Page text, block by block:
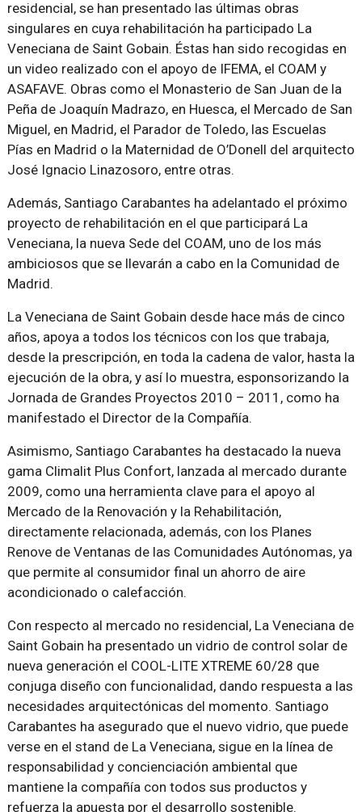
residencial, se han presentado las últimas obras
singulares en cuya rehabilitación ha participado La
Veneciana de Saint Gobain. Éstas han sido recogidas en
un video realizado con el apoyo de IFEMA, el COAM y
ASAFAVE. Obras como el Monasterio de San Juan de la
Peña de Joaquín Madrazo, en Huesca, el Mercado de San
Miguel, en Madrid, el Parador de Toledo, las Escuelas
Pías en Madrid o la Maternidad de O’Donell del arquitecto
José Ignacio Linazosoro, entre otras.
Además, Santiago Carabantes ha adelantado el próximo
proyecto de rehabilitación en el que participará La
Veneciana, la nueva Sede del COAM, uno de los más
ambiciosos que se llevarán a cabo en la Comunidad de
Madrid.
La Veneciana de Saint Gobain desde hace más de cinco
años, apoya a todos los técnicos con los que trabaja,
desde la prescripción, en toda la cadena de valor, hasta la
ejecución de la obra, y así lo muestra, esponsorizando la
Jornada de Grandes Proyectos 2010 – 2011, como ha
manifestado el Director de la Compañía.
Asimismo, Santiago Carabantes ha destacado la nueva
gama Climalit Plus Confort, lanzada al mercado durante
2009, como una herramienta clave para el apoyo al
Mercado de la Renovación y la Rehabilitación,
directamente relacionada, además, con los Planes
Renove de Ventanas de las Comunidades Autónomas, ya
que permite al consumidor final un ahorro de aire
acondicionado o calefacción.
Con respecto al mercado no residencial, La Veneciana de
Saint Gobain ha presentado un vidrio de control solar de
nueva generación el COOL-LITE XTREME 60/28 que
conjuga diseño con funcionalidad, dando respuesta a las
necesidades arquitectónicas del momento. Santiago
Carabantes ha asegurado que el nuevo vidrio, que puede
verse en el stand de La Veneciana, sigue en la línea de
responsabilidad y concienciación ambiental que
mantiene la compañía con todos sus productos y
refuerza la apuesta por el desarrollo sostenible.